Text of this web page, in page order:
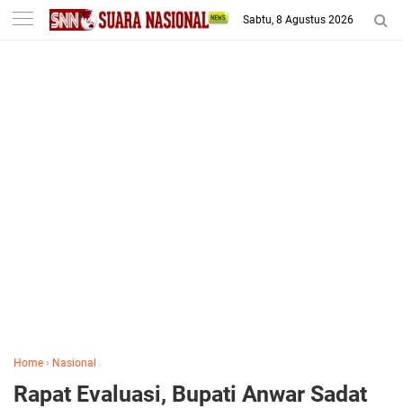
-->
Sabtu, 8 Agustus 2026
Home › Nasional
Rapat Evaluasi, Bupati Anwar Sadat